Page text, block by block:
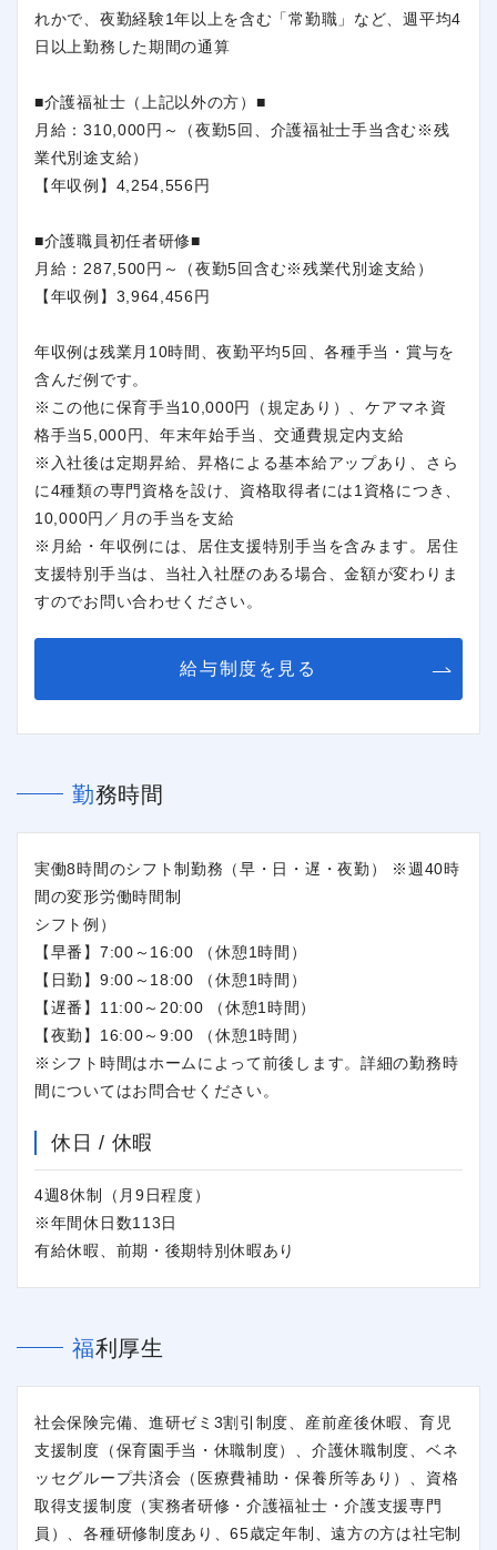
れかで、夜勤経験1年以上を含む「常勤職」など、週平均4
日以上勤務した期間の通算
■介護福祉士（上記以外の方）■
月給：310,000円～（夜勤5回、介護福祉士手当含む※残
業代別途支給）
【年収例】4,254,556円
■介護職員初任者研修■
月給：287,500円～（夜勤5回含む※残業代別途支給）
【年収例】3,964,456円
年収例は残業月10時間、夜勤平均5回、各種手当・賞与を
含んだ例です。
※この他に保育手当10,000円（規定あり）、ケアマネ資
格手当5,000円、年末年始手当、交通費規定内支給
※入社後は定期昇給、昇格による基本給アップあり、さら
に4種類の専門資格を設け、資格取得者には1資格につき、
10,000円／月の手当を支給
※月給・年収例には、居住支援特別手当を含みます。居住
支援特別手当は、当社入社歴のある場合、金額が変わりま
すのでお問い合わせください。
給与制度を見る
勤務時間
実働8時間のシフト制勤務（早・日・遅・夜勤） ※週40時
間の変形労働時間制
シフト例）
【早番】7:00～16:00 （休憩1時間）
【日勤】9:00～18:00 （休憩1時間）
【遅番】11:00～20:00 （休憩1時間）
【夜勤】16:00～9:00 （休憩1時間）
※シフト時間はホームによって前後します。詳細の勤務時
間についてはお問合せください。
休日 / 休暇
4週8休制（月9日程度）
※年間休日数113日
有給休暇、前期・後期特別休暇あり
福利厚生
社会保険完備、進研ゼミ3割引制度、産前産後休暇、育児
支援制度（保育園手当・休職制度）、介護休職制度、ベネ
ッセグループ共済会（医療費補助・保養所等あり）、資格
取得支援制度（実務者研修・介護福祉士・介護支援専門
員）、各種研修制度あり、65歳定年制、遠方の方は社宅制